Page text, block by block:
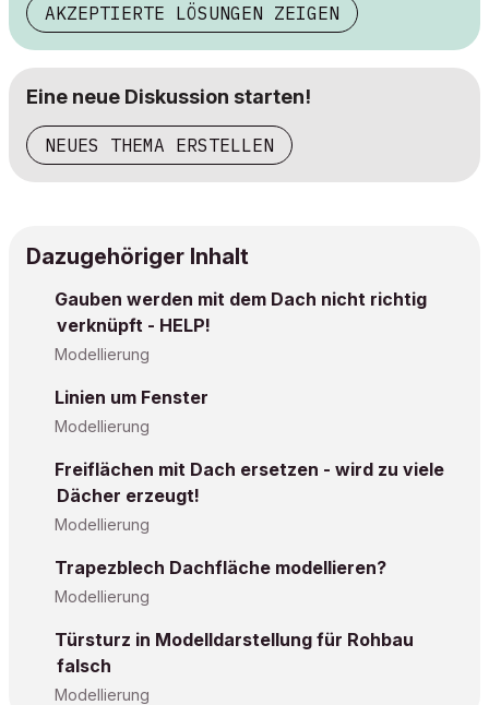
AKZEPTIERTE LÖSUNGEN ZEIGEN
Eine neue Diskussion starten!
NEUES THEMA ERSTELLEN
Dazugehöriger Inhalt
Gauben werden mit dem Dach nicht richtig
verknüpft - HELP!
Modellierung
Linien um Fenster
Modellierung
Freiflächen mit Dach ersetzen - wird zu viele
Dächer erzeugt!
Modellierung
Trapezblech Dachfläche modellieren?
Modellierung
Türsturz in Modelldarstellung für Rohbau
falsch
Modellierung